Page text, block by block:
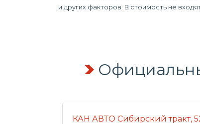
и других факторов. В стоимость не
КАН АВТО Сибирский тракт,